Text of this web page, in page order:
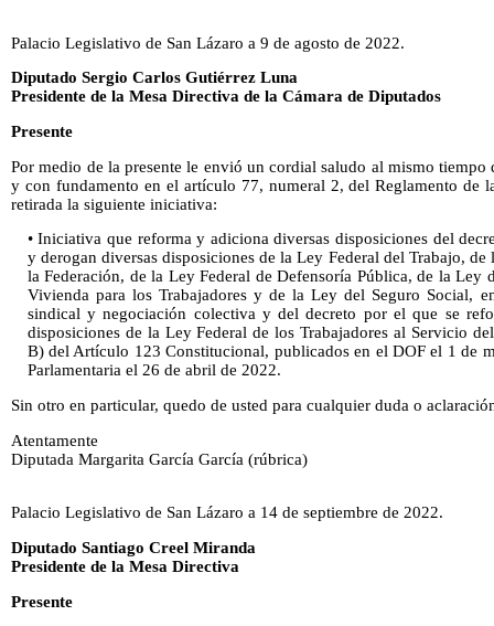
Palacio Legislativo de San Lázaro a 9 de agosto de 2022.
Diputado Sergio Carlos Gutiérrez Luna
Presidente de la Mesa Directiva de la Cámara de Diputados
Presente
Por medio de la presente le envió un cordial saludo al mismo tiempo
y con fundamento en el artículo 77, numeral 2, del Reglamento de
retirada la siguiente iniciativa:
• Iniciativa que reforma y adiciona diversas disposiciones del
y derogan diversas disposiciones de la Ley Federal del Trabajo,
la Federación, de la Ley Federal de Defensoría Pública, de la
Vivienda para los Trabajadores y de la Ley del Seguro Social,
sindical y negociación colectiva y del decreto por el que se
disposiciones de la Ley Federal de los Trabajadores al Servicio
B) del Artículo 123 Constitucional, publicados en el DOF el 1 de
Parlamentaria el 26 de abril de 2022.
Sin otro en particular, quedo de usted para cualquier duda o
Atentamente
Diputada Margarita García García (rúbrica)
Palacio Legislativo de San Lázaro a 14 de septiembre de 2022.
Diputado Santiago Creel Miranda
Presidente de la Mesa Directiva
Presente